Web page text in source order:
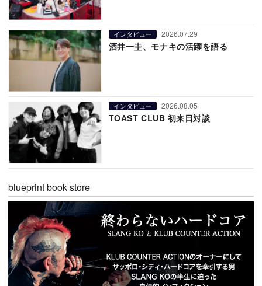
インタビュー 2026.07.29
酒井一圭、モナキの活躍を語る
インタビュー 2026.08.05
TOAST CLUB 初来日対談
blueprint book store